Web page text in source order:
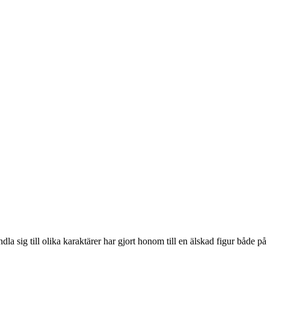
sig till olika karaktärer har gjort honom till en älskad figur både på